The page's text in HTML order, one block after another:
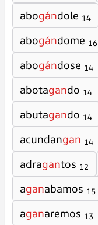
abogándole 14
abogándome 16
abogándose 14
abotagando 14
abutagando 14
acundangan 14
adragantos 12
aganabamos 15
aganaremos 13